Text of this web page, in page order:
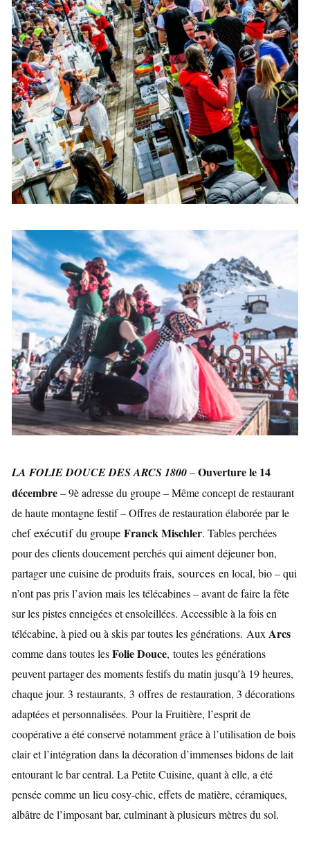
LA FOLIE DOUCE DES ARCS 1800–Ouverture le 14
décembre– 9è adresse du groupe – Même concept de restaurant
de haute montagne festif – Offres de restauration élaborée par le
chefexécutifdu groupe Franck Mischler. Tables perchées
pour des clients doucement perchés qui aiment déjeuner bon,
partager une cuisine de produits frais, sources en local, bio – qui
n’ont pas pris l’avion mais les télécabines – avant de faire la fête
sur les pistes enneigées et ensoleillées. Accessible à la fois en
télécabine, à pied ou à skis par toutes les générations. AuxArcs
comme dans toutes lesFolie Douce, toutes les générations
peuvent partager des moments festifs du matin jusqu’à 19 heures,
chaque jour. 3 restaurants, 3 offres de restauration, 3 décorations
adaptées et personnalisées. Pour la Fruitière, l’esprit de
coopérative a été conservé notamment grâce à l’utilisation de bois
clair et l’intégration dans la décoration d’immenses bidons de lait
entourant le bar central. La Petite Cuisine, quant à elle, a été
pensée comme un lieu cosy-chic, effets de matière, céramiques,
albâtre de l’imposant bar, culminant à plusieurs mètres du sol.